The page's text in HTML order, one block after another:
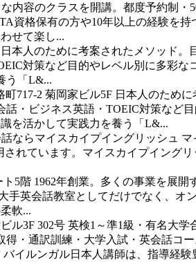
内容のクラスを開講。都度予約制・
資格保有の方や10年以上の経験を
せて楽し...
日本人のために考案されたメソッド
対策など目的やレベル別に多彩
う「L&...
717-2 菊岡家ビル5F 日本人のため
・ビジネス英語・TOEIC対策など
を活かして実践力を養う「L&...
ならマイスカイプイングリッシュ マ
れています。マイスカイプイング
ト5階 1962年創業。多くの事業を展開
英会話教室としてだけでなく、
軟...
ル3F 302号 英検1～準1級・有名大学
・通訳訓練・大学入試・英会話コ
イルンガル日本人講師は、指導経